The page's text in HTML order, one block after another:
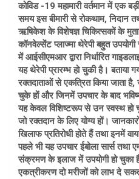
कोविड -19 महामारी वर्तमान में एक
समय इस बीमारी से रोकथाम, निदान
ऋषिकेश के विशेषज्ञ चिकित्सकों के
कॉनवेल्सेंट प्लाज्मा थेरेपी बहुत
में आईसीएमआर द्वारा निर्धारित
यह थेरेपी प्रारम्भ हो चुकी है। बताया
रक्तदाताओं से एकत्रित किया जाता
चुके हों और जिनमें उपचार के बाद
यह केवल विशिष्टरूप से उन स्वस्थ हो
जो रक्तदान के लिए योग्य हों।
खिलाफ प्रतिरोधी होते हैं तथा इनमें
पहले भी यह उपचार ईबोला सार्स
संक्रमण के इलाज में उपयोगी हो चुका
एकत्रीकरण दो मरीजों को लाभ दे